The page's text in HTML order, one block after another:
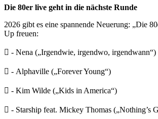
Die 80er live geht in die nächste Runde
2026 gibt es eine spannende Neuerung: „Die
Up freuen:
 - Nena („Irgendwie, irgendwo, irgendwann“)
 - Alphaville („Forever Young“)
 - Kim Wilde („Kids in America“)
 - Starship feat. Mickey Thomas („Nothing’s